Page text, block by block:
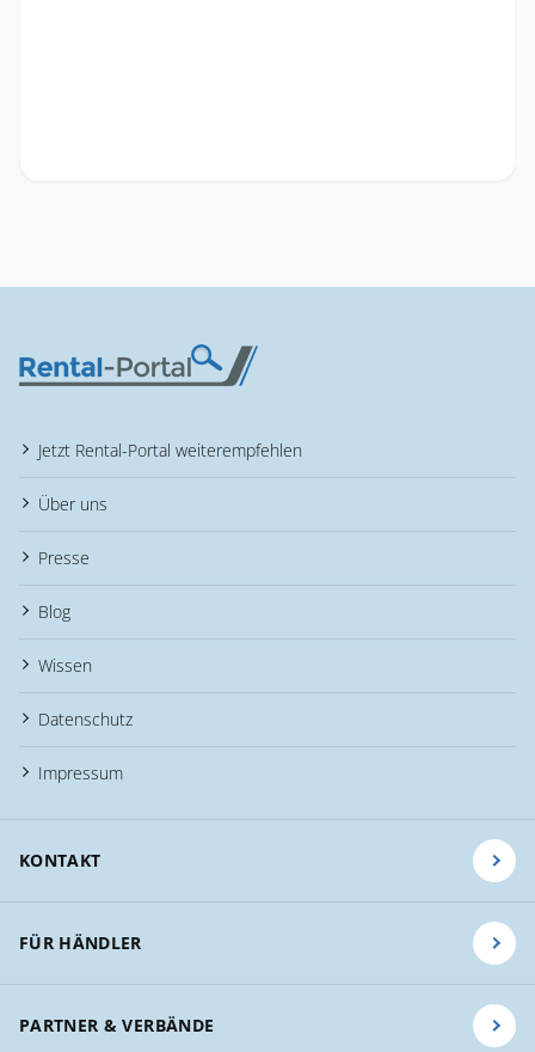
Jetzt Rental-Portal weiterempfehlen
Über uns
Presse
Blog
Wissen
Datenschutz
Impressum
KONTAKT
FÜR HÄNDLER
PARTNER & VERBÄNDE